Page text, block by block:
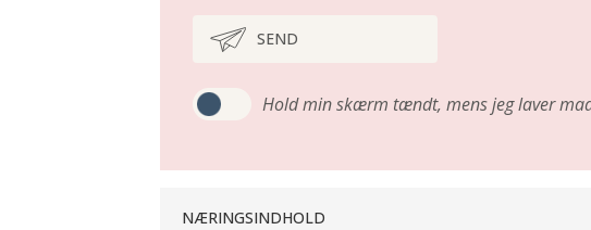
SEND
Hold min skærm tændt, mens jeg laver
NÆRINGSINDHOLD